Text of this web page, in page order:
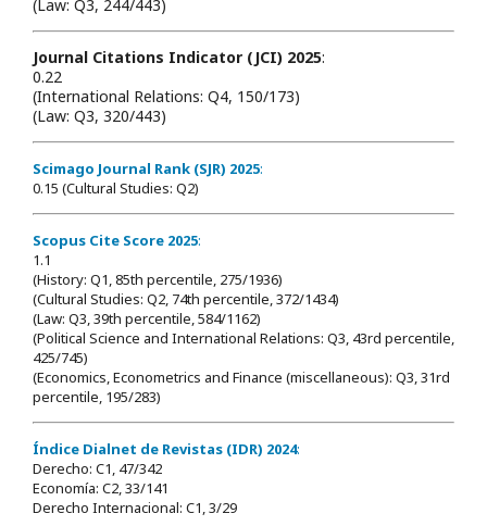
(Law: Q3, 244/443)
Journal Citations Indicator (JCI) 2025:
0.22
(International Relations: Q4, 150/173)
(Law: Q3, 320/443)
Scimago Journal Rank (SJR) 2025:
0.15 (Cultural Studies: Q2)
Scopus Cite Score 2025:
1.1
(History: Q1, 85th percentile, 275/1936)
(Cultural Studies: Q2, 74th percentile, 372/1434)
(Law: Q3, 39th percentile, 584/1162)
(Political Science and International Relations: Q3, 43rd percentile,
425/745)
(Economics, Econometrics and Finance (miscellaneous): Q3, 31rd
percentile, 195/283)
Índice Dialnet de Revistas (IDR) 2024:
Derecho: C1, 47/342
Economía: C2, 33/141
Derecho Internacional: C1, 3/29